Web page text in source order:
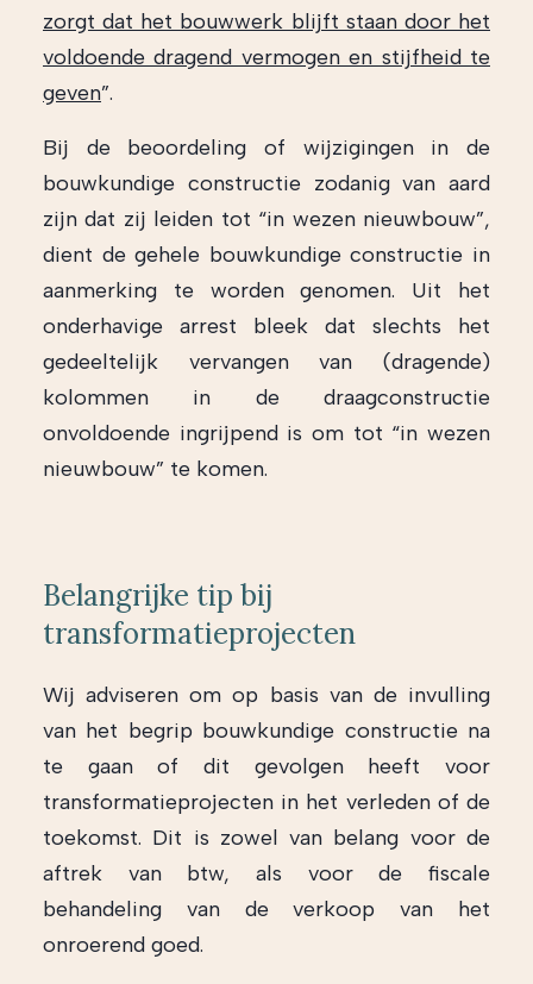
zorgt dat het bouwwerk blijft staan door het
voldoende dragend vermogen en stijfheid te
geven”.
Bij de beoordeling of wijzigingen in de
bouwkundige constructie zodanig van aard
zijn dat zij leiden tot “in wezen nieuwbouw”,
dient de gehele bouwkundige constructie in
aanmerking te worden genomen. Uit het
onderhavige arrest bleek dat slechts het
gedeeltelijk vervangen van (dragende)
kolommen in de draagconstructie
onvoldoende ingrijpend is om tot “in wezen
nieuwbouw” te komen.
Belangrijke tip bij
transformatieprojecten
Wij adviseren om op basis van de invulling
van het begrip bouwkundige constructie na
te gaan of dit gevolgen heeft voor
transformatieprojecten in het verleden of de
toekomst. Dit is zowel van belang voor de
aftrek van btw, als voor de fiscale
behandeling van de verkoop van het
onroerend goed.